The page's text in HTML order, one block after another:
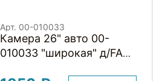
Арт. 00-010033
Камера 26" авто 00-
010033 "широкая" д/FAT